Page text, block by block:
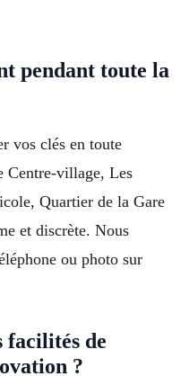
pendant toute la
vos clés en toute
Centre-village, Les
Quartier de la Gare
et discrète. Nous
ou photo sur
facilités de
?